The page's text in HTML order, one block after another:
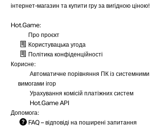
інтернет-магазин та купити гру за вигідною ціною!
Hot.Game:
Про проєкт
Користувацька угода
Політика конфіденційності
Корисне:
Автоматичне порівняння ПК із системними
вимогами ігор
Урахування комісій платіжних систем
Hot.Game API
Допомога:
FAQ – відповіді на поширені запитання